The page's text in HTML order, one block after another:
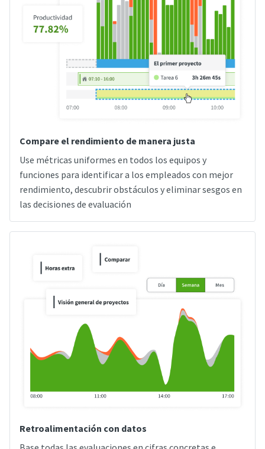
Compare el rendimiento de manera justa
Use métricas uniformes en todos los equipos y
funciones para identificar a los empleados con mejor
rendimiento, descubrir obstáculos y eliminar sesgos en
las decisiones de evaluación
Retroalimentación con datos